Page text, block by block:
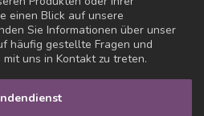
einen Blick auf unsere
Sie Informationen über unser
häufig gestellte Fragen und
uns in Kontakt zu treten.